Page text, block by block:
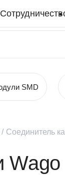
SMD
/ Соединитель
Wago